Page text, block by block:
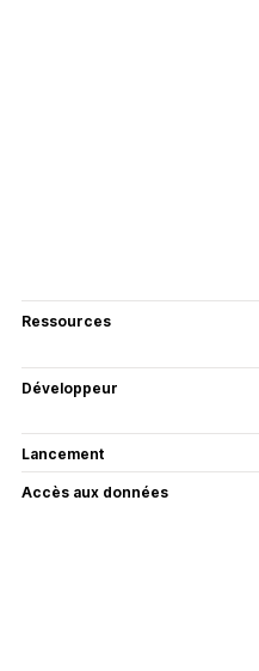
Ressources
Développeur
Lancement
Accès aux données